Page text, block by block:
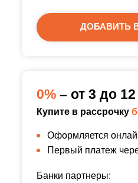
ДОБАВИТЬ
0% – от 3 до
Купите в рассрочку
Оформляется
Первый платеж
Банки партнеры: